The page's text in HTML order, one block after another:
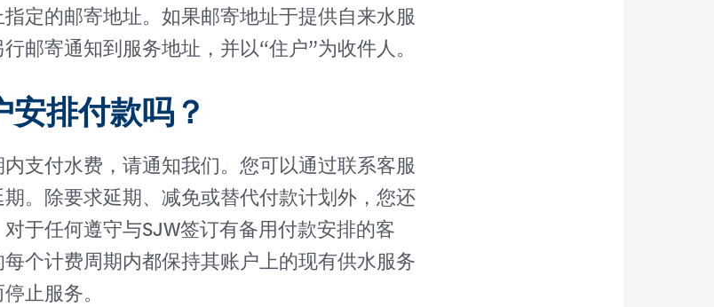
定的邮寄地址。如果邮寄地址于提供自来水服
邮寄通知到服务地址，并以“住户”为收件人。
排付款吗？
支付水费，请通知我们。您可以通过联系客服
。除要求延期、减免或替代付款计划外，您还
于任何遵守与SJW签订有备用付款安排的客
个计费周期内都保持其账户上的现有供水服务
止服务。